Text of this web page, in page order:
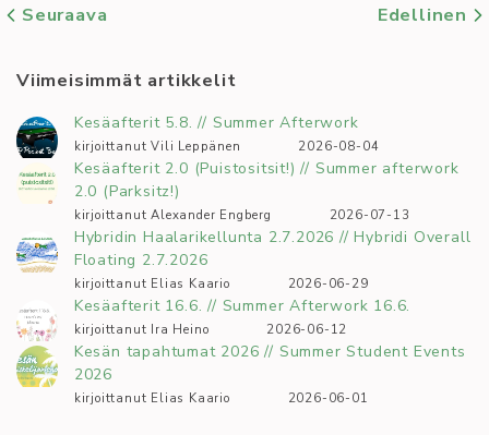
Seuraava Edellinen
Viimeisimmät artikkelit
Kesäafterit 5.8. // Summer Afterwork
kirjoittanut Vili Leppänen 2026-08-04
Kesäafterit 2.0 (Puistositsit!) // Summer afterwork
2.0 (Parksitz!)
kirjoittanut Alexander Engberg 2026-07-13
Hybridin Haalarikellunta 2.7.2026 // Hybridi Overall
Floating 2.7.2026
kirjoittanut Elias Kaario 2026-06-29
Kesäafterit 16.6. // Summer Afterwork 16.6.
kirjoittanut Ira Heino 2026-06-12
Kesän tapahtumat 2026 // Summer Student Events
2026
kirjoittanut Elias Kaario 2026-06-01